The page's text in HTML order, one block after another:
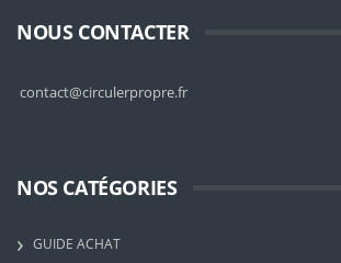
NOUS CONTACTER
contact@circulerpropre.fr
NOS CATÉGORIES
GUIDE ACHAT